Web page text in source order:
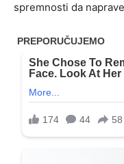
spremnosti da